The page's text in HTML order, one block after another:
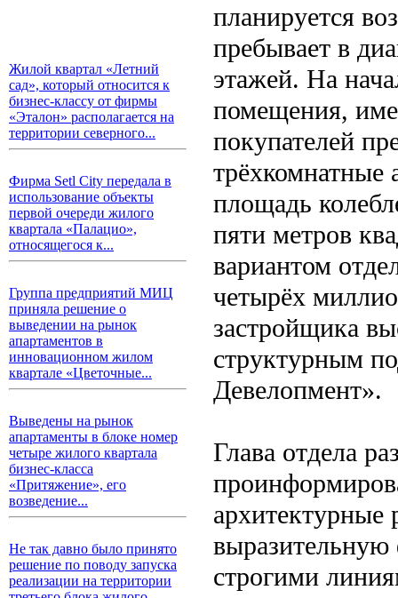
Жилой квартал «Летний
сад», который относится к
бизнес-классу от фирмы
«Эталон» располагается на
территории северного...
Фирма Setl City передала в
использование объекты
первой очереди жилого
квартала «Палацио»,
относящегося к...
Группа предприятий МИЦ
приняла решение о
выведении на рынок
апартаментов в
инновационном жилом
квартале «Цветочные...
Выведены на рынок
апартаменты в блоке номер
четыре жилого квартала
бизнес-класса
«Притяжение», его
возведение...
Не так давно было принято
решение по поводу запуска
реализации на территории
планируется
пребывает в
этажей. На
помещения,
покупателей
площадь
пяти метров
вариантом
четырёх
застройщика
структурным
Девелопмент».
Глава отдела
строгими